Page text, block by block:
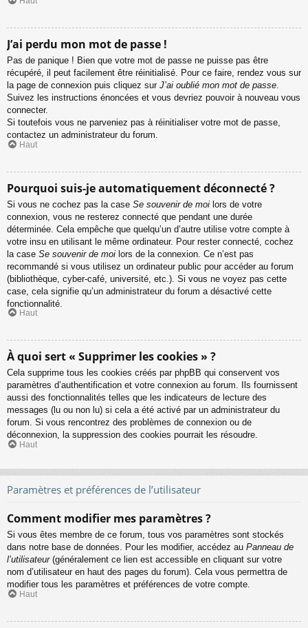
J’ai perdu mon mot de passe !
Pas de panique ! Bien que votre mot de passe ne puisse pas être
récupéré, il peut facilement être réinitialisé. Pour ce faire, rendez vous sur
la page de connexion puis cliquez sur J’ai oublié mon mot de passe.
Suivez les instructions énoncées et vous devriez pouvoir à nouveau vous
connecter.
Si toutefois vous ne parveniez pas à réinitialiser votre mot de passe,
contactez un administrateur du forum.
Haut
Pourquoi suis-je automatiquement déconnecté ?
Si vous ne cochez pas la case Se souvenir de moi lors de votre
connexion, vous ne resterez connecté que pendant une durée
déterminée. Cela empêche que quelqu’un d’autre utilise votre compte à
votre insu en utilisant le même ordinateur. Pour rester connecté, cochez
la case Se souvenir de moi lors de la connexion. Ce n’est pas
recommandé si vous utilisez un ordinateur public pour accéder au forum
(bibliothèque, cyber-café, université, etc.). Si vous ne voyez pas cette
case, cela signifie qu’un administrateur du forum a désactivé cette
fonctionnalité.
Haut
À quoi sert « Supprimer les cookies » ?
Cela supprime tous les cookies créés par phpBB qui conservent vos
paramètres d’authentification et votre connexion au forum. Ils fournissent
aussi des fonctionnalités telles que les indicateurs de lecture des
messages (lu ou non lu) si cela a été activé par un administrateur du
forum. Si vous rencontrez des problèmes de connexion ou de
déconnexion, la suppression des cookies pourrait les résoudre.
Haut
Paramètres et préférences de l’utilisateur
Comment modifier mes paramètres ?
Si vous êtes membre de ce forum, tous vos paramètres sont stockés
dans notre base de données. Pour les modifier, accédez au Panneau de
l’utilisateur(généralement ce lien est accessible en cliquant sur votre
nom d’utilisateur en haut des pages du forum). Cela vous permettra de
modifier tous les paramètres et préférences de votre compte.
Haut